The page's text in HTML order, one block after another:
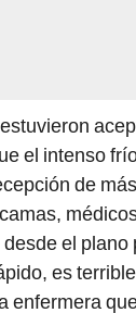
el intenso
de
el
es
enfermera